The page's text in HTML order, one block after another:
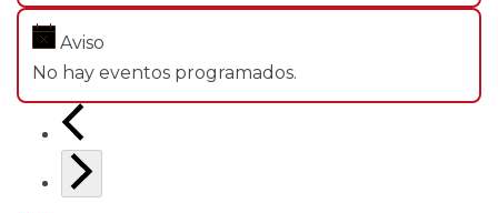
Aviso
No hay eventos programados.